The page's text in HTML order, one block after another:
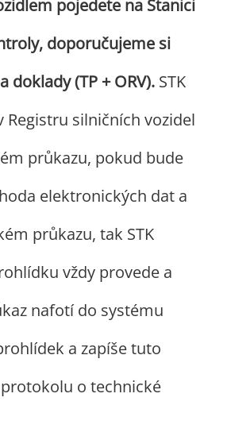
pojedete na Stanici
doporučujeme si
doklady (TP + ORV). STK
Registru silničních vozidel
průkazu, pokud bude
elektronických dat a
průkazu, tak STK
vždy provede a
nafotí do systému
a zapíše tuto
o technické